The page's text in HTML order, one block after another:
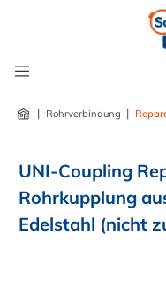
| Rohrverbindung |
UNI-Coupling
Rohrkupplung
Edelstahl (nicht